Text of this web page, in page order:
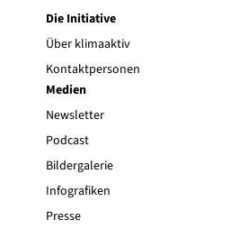
Die Initiative
Über klimaaktiv
Kontaktpersonen
Medien
Newsletter
Podcast
Bildergalerie
Infografiken
Presse